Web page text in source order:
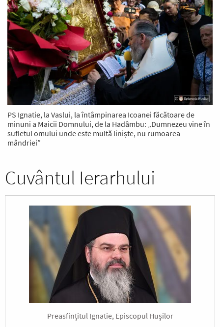
PS Ignatie, la Vaslui, la întâmpinarea Icoanei făcătoare de
minuni a Maicii Domnului, de la Hadâmbu: „Dumnezeu vine în
sufletul omului unde este multă liniște, nu rumoarea
mândriei”
Cuvântul Ierarhului
Preasfințitul Ignatie, Episcopul Hușilor